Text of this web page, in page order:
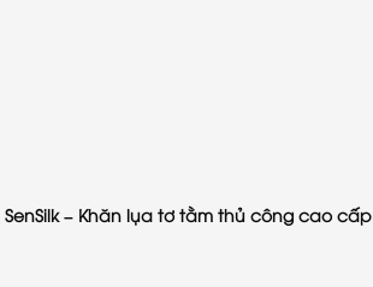
SenSilk – Khăn lụa tơ tằm thủ công cao cấp